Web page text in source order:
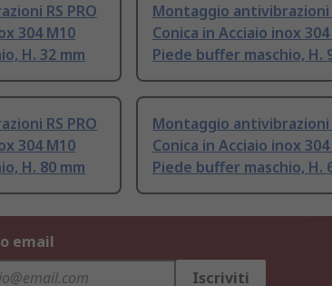
RS PRO
304 M10
H. 32 mm
Montaggio antivibrazioni
Conica in Acciaio inox
Piede buffer maschio, H.
RS PRO
304 M10
H. 80 mm
Montaggio antivibrazioni
Conica in Acciaio inox
Piede buffer maschio, H.
email
Iscriviti